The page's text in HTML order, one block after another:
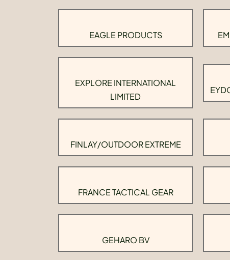
EAGLE PRODUCTS
EXPLORE INTERNATIONAL
LIMITED
FINLAY/OUTDOOR EXTREME
FRANCE TACTICAL GEAR
GEHARO BV